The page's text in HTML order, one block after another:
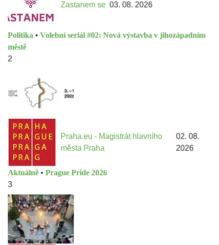
Zastanem se 03. 08. 2026
Politika • Volební seriál #02: Nová výstavba v jihozápadním
městě
2
Praha.eu - Magistrát hlavního
města Praha
02. 08.
2026
Aktuálně • Prague Pride 2026
3